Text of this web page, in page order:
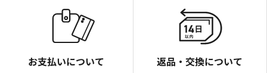
お支払いについて 返品・交換について